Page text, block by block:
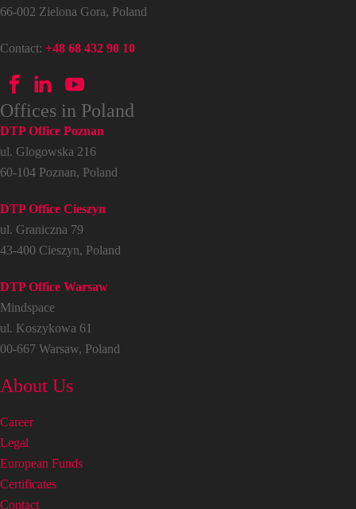
66-002 Zielona Gora, Poland
Contact: +48 68 432 90 10
Offices in Poland
DTP Office Poznan
ul. Glogowska 216
60-104 Poznan, Poland
DTP Office Cieszyn
ul. Graniczna 79
43-400 Cieszyn, Poland
DTP Office Warsaw
Mindspace
ul. Koszykowa 61
00-667 Warsaw, Poland
About Us
Career
Legal
European Funds
Certificates
Contact